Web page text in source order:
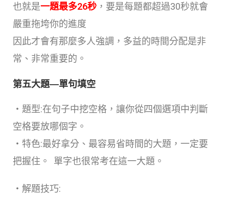
也就是一題最多26秒 ，要是每題都超過30秒就會
嚴重拖垮你的進度
因此才會有那麼多人強調，多益的時間分配是非
常、非常重要的。
第五大題―單句填空
・題型:在句子中挖空格，讓你從四個選項中判斷
空格要放哪個字。
・特色:最好拿分、最容易省時間的大題，一定要
把握住。 單字也很常考在這一大題。
・解題技巧: